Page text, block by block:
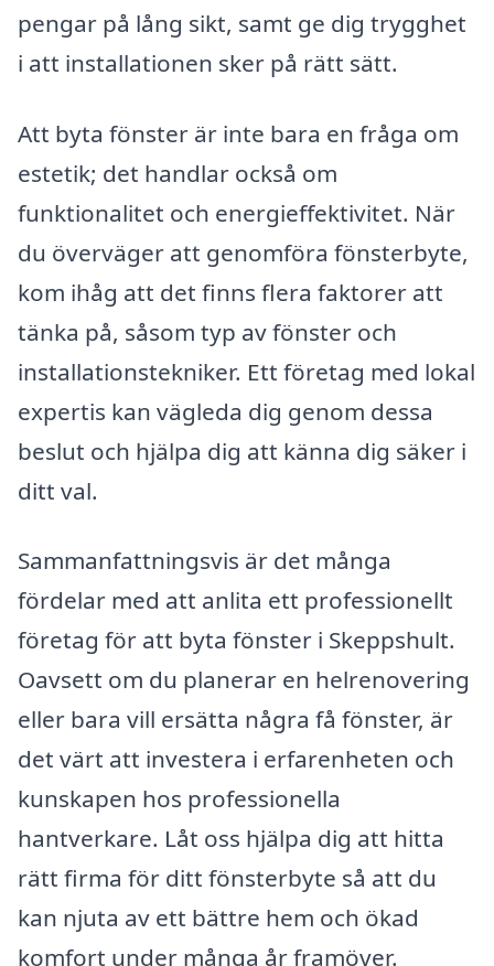
pengar på lång sikt, samt ge dig trygghet
i att installationen sker på rätt sätt.
Att byta fönster är inte bara en fråga om
estetik; det handlar också om
funktionalitet och energieffektivitet. När
du överväger att genomföra fönsterbyte,
kom ihåg att det finns flera faktorer att
tänka på, såsom typ av fönster och
installationstekniker. Ett företag med lokal
expertis kan vägleda dig genom dessa
beslut och hjälpa dig att känna dig säker i
ditt val.
Sammanfattningsvis är det många
fördelar med att anlita ett professionellt
företag för att byta fönster i Skeppshult.
Oavsett om du planerar en helrenovering
eller bara vill ersätta några få fönster, är
det värt att investera i erfarenheten och
kunskapen hos professionella
hantverkare. Låt oss hjälpa dig att hitta
rätt firma för ditt fönsterbyte så att du
kan njuta av ett bättre hem och ökad
komfort under många år framöver.